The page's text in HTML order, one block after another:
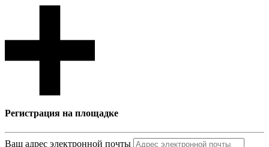
Регистрация на площадке
Ваш адрес электронной почты